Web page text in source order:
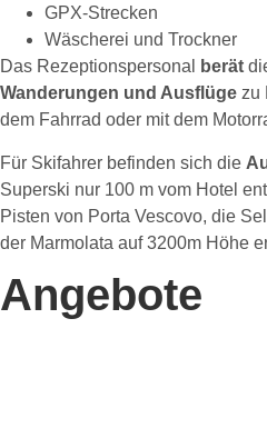
GPX-Strecken
Wäscherei und Trockner
Das Rezeptionspersonal
berät
Wanderungen und Ausflüge zu
dem Fahrrad oder mit dem
Für Skifahrer befinden sich die
Superski nur 100 m vom Hotel
Pisten von Porta Vescovo, die
der Marmolata auf 3200m Höhe
Angebote